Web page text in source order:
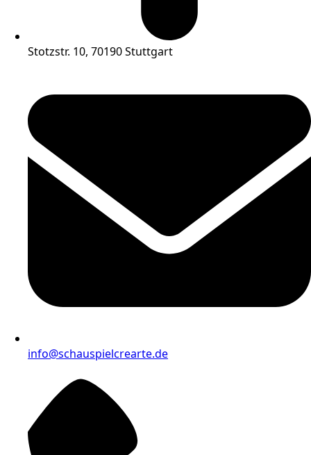
Stotzstr. 10, 70190 Stuttgart
info@schauspielcrearte.de